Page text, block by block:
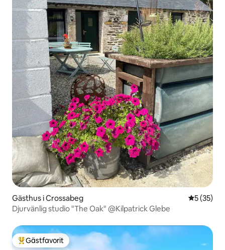
Gästhus i Crossabeg 5 av 5 i
5 (35)
Djurvänlig studio "The Oak" @Kilpatrick Glebe
Populär gästfavorit
Gästfavorit